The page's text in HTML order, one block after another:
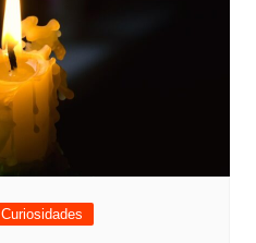
Curiosidades